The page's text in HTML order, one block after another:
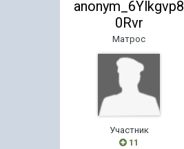
anonym_6Ylkgvp8
0Rvr
Матрос
Участник
11